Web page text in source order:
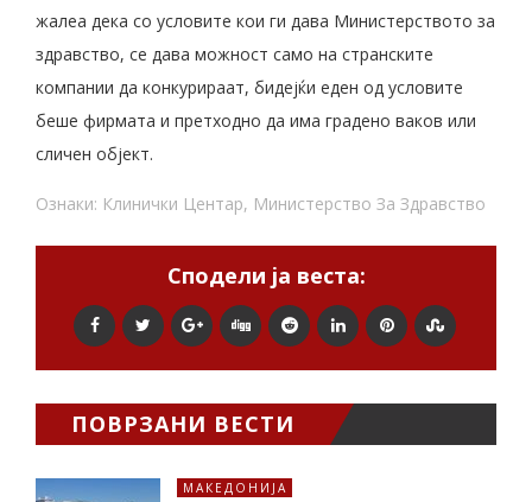
жалеа дека со условите кои ги дава Министерството за
здравство, се дава можност само на странските
компании да конкурираат, бидејќи еден од условите
беше фирмата и претходно да има градено ваков или
сличен објект.
Ознаки: Клинички Центар, Министерство За Здравство
Сподели ја веста:
ПОВРЗАНИ ВЕСТИ
МАКЕДОНИЈА